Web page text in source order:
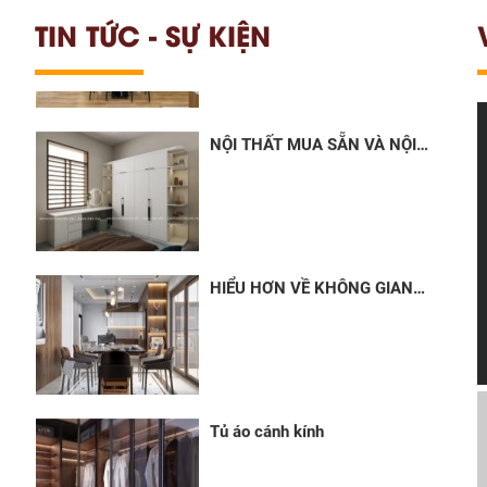
TIN TỨC - SỰ KIỆNHƯỚNG THIẾT...
TƯỢNG CHO MỌI GIA ĐÌNH
THẤT THIẾT KẾ NÓ KHÁC
PHÒNG KHÁCH VÀ CÁC XU